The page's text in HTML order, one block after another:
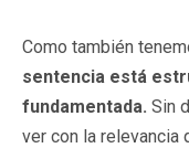
Como también
sentencia está
fundamentada. Sin
ver con la relevancia